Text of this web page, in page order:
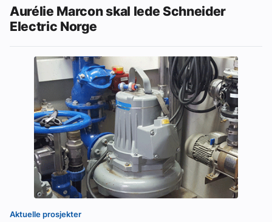
Aurélie Marcon skal lede Schneider
Electric Norge
Aktuelle prosjekter